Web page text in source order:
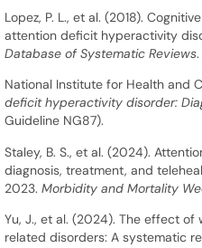
Lopez, P. L., et al. (2018).
attention deficit hyperactivity
Database of Systematic Reviews.
National Institute for Health and
deficit hyperactivity disorder:
Guideline NG87).
Staley, B. S., et al. (2024).
diagnosis, treatment, and
2023. Morbidity and Mortality
Yu, J., et al. (2024). The effect
related disorders: A systematic